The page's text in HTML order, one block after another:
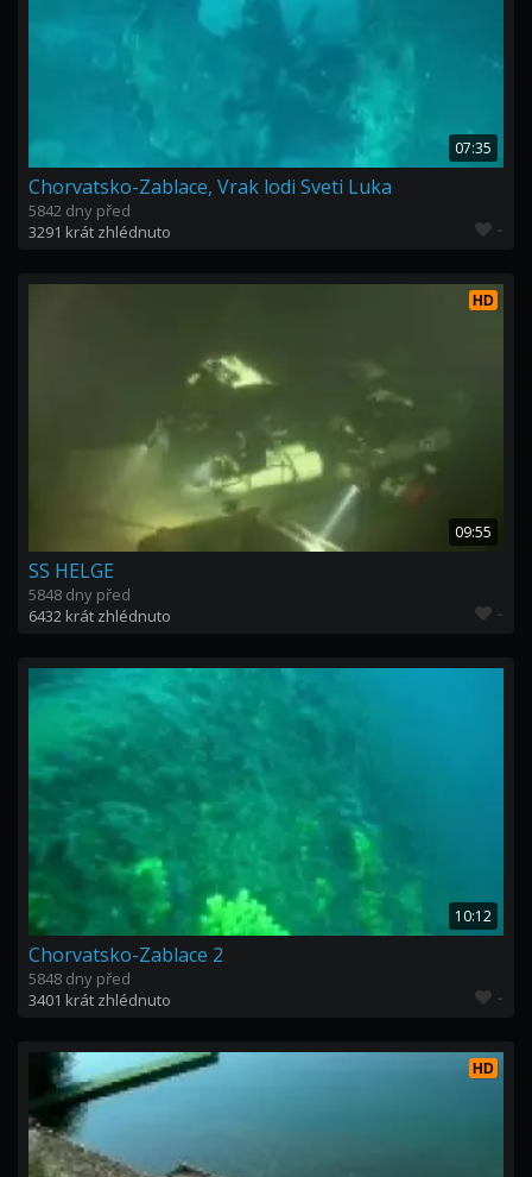
07:35
Chorvatsko-Zablace, Vrak lodi Sveti Luka
5842 dny před
3291 krát zhlédnuto
-
HD
09:55
SS HELGE
5848 dny před
6432 krát zhlédnuto
-
10:12
Chorvatsko-Zablace 2
5848 dny před
3401 krát zhlédnuto
-
HD